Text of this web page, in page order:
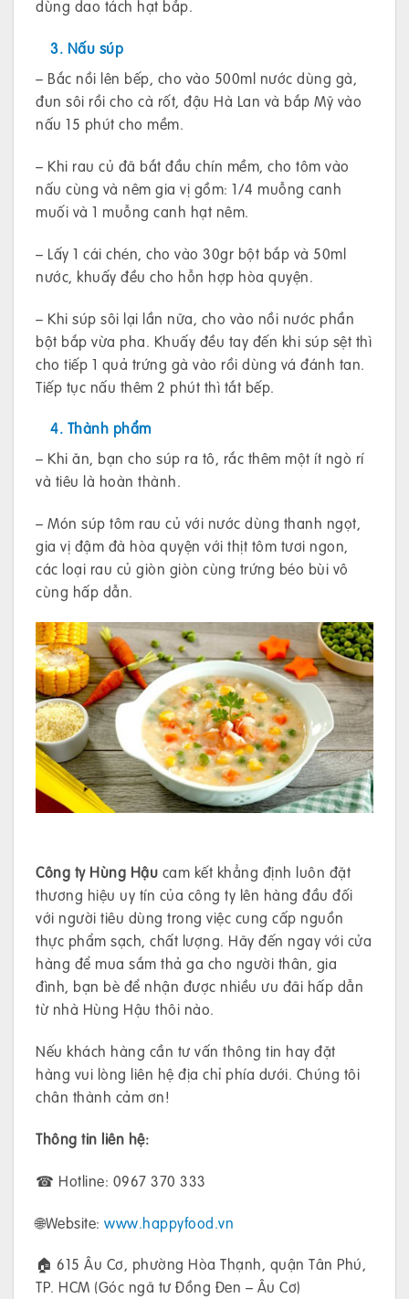
dùng dao tách hạt bắp.
3. Nấu súp
– Bắc nồi lên bếp, cho vào 500ml nước dùng gà,
đun sôi rồi cho cà rốt, đậu Hà Lan và bắp Mỹ vào
nấu 15 phút cho mềm.
– Khi rau củ đã bắt đầu chín mềm, cho tôm vào
nấu cùng và nêm gia vị gồm: 1/4 muỗng canh
muối và 1 muỗng canh hạt nêm.
– Lấy 1 cái chén, cho vào 30gr bột bắp và 50ml
nước, khuấy đều cho hỗn hợp hòa quyện.
– Khi súp sôi lại lần nữa, cho vào nồi nước phần
bột bắp vừa pha. Khuấy đều tay đến khi súp sệt thì
cho tiếp 1 quả trứng gà vào rồi dùng vá đánh tan.
Tiếp tục nấu thêm 2 phút thì tắt bếp.
4. Thành phẩm
– Khi ăn, bạn cho súp ra tô, rắc thêm một ít ngò rí
và tiêu là hoàn thành.
– Món súp tôm rau củ với nước dùng thanh ngọt,
gia vị đậm đà hòa quyện với thịt tôm tươi ngon,
các loại rau củ giòn giòn cùng trứng béo bùi vô
cùng hấp dẫn.
Công ty Hùng Hậu cam kết khẳng định luôn đặt
thương hiệu uy tín của công ty lên hàng đầu đối
với người tiêu dùng trong việc cung cấp nguồn
thực phẩm sạch, chất lượng. Hãy đến ngay với cửa
hàng để mua sắm thả ga cho người thân, gia
đình, bạn bè để nhận được nhiều ưu đãi hấp dẫn
từ nhà Hùng Hậu thôi nào.
Nếu khách hàng cần tư vấn thông tin hay đặt
hàng vui lòng liên hệ địa chỉ phía dưới. Chúng tôi
chân thành cảm ơn!
Thông tin liên hệ:
☎ Hotline: 0967 370 333
🌐Website: www.happyfood.vn
🏠 615 Âu Cơ, phường Hòa Thạnh, quận Tân Phú,
TP. HCM (Góc ngã tư Đồng Đen – Âu Cơ)